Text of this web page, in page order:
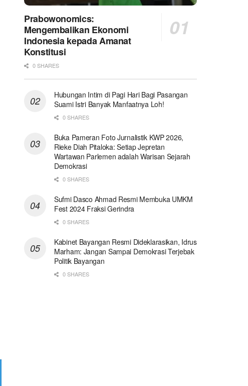
Prabowonomics:
Mengembalikan Ekonomi
Indonesia kepada Amanat
Konstitusi
0 SHARES
Hubungan Intim di Pagi Hari Bagi Pasangan
Suami Istri Banyak Manfaatnya Loh!
0 SHARES
Buka Pameran Foto Jurnalistik KWP 2026,
Rieke Diah Pitaloka: Setiap Jepretan
Wartawan Parlemen adalah Warisan Sejarah
Demokrasi
0 SHARES
Sufmi Dasco Ahmad Resmi Membuka UMKM
Fest 2024 Fraksi Gerindra
0 SHARES
Kabinet Bayangan Resmi Dideklarasikan, Idrus
Marham: Jangan Sampai Demokrasi Terjebak
Politik Bayangan
0 SHARES